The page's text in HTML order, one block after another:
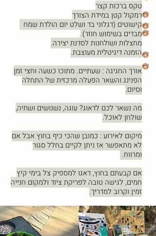
טקס ברכות קצר
רמקול קטן במידת הצורך
קישוטים (דגלוני בד ושלט יום הולדת שמח
מבדים בשימוש חוזר).
מחצלות ושולחנות לסדנת יצירה.
הזמנה דיגיטלית מעוצבת.
אורך החגיגה : שעתיים. מתוכו כשעה וחצי זמן
הפנינג והשאר הפעלה מרכזית של התחלה
וסיום.
מה נשאר לכם לדאוג? עוגה, נשנושים ושתיה,
שולחן לאוכל.
מיקום לאירוע : כמובן שהכי כיף בחוץ אבל אם
לא מתאפשר אז ניתן לקיים בחלל סגור
ומרווח.
אם קבעתם בחוץ, דאגו למספיק צל בימי קיץ
חמים, לגישה טובה לפריקת ציוד ולמקום חנייה
זמין וקרוב למדריך.